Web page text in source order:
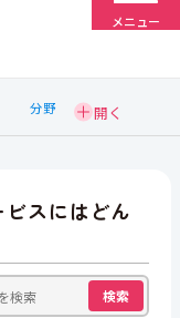
メニュー
分野
スにはどん
検索